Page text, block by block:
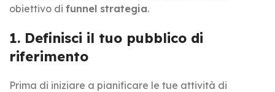
obiettivo di funnel strategia.
1. Definisci il tuo pubblico di
riferimento
Prima di iniziare a pianificare le tue attività di